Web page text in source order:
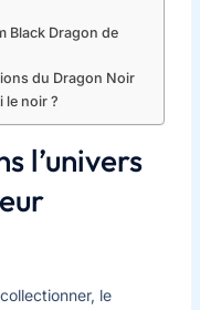
Black Dragon de
du Dragon Noir
le noir ?
l’univers
le